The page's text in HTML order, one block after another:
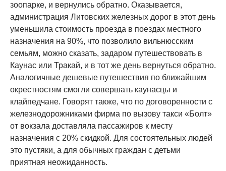
зоопарке, и вернулись обратно. Оказывается,
администрация Литовских железных дорог в этот день
уменьшила стоимость проезда в поездах местного
назначения на 90%, что позволило вильнюсским
семьям, можно сказать, задаром путешествовать в
Каунас или Тракай, и в тот же день вернуться обратно.
Аналогичные дешевые путешествия по ближайшим
окрестностям смогли совершать каунасцы и
клайпедчане. Говорят также, что по договоренности с
железнодорожниками фирма по вызову такси «Болт»
от вокзала доставляла пассажиров к месту
назначения с 20% скидкой. Для состоятельных людей
это пустяки, а для обычных граждан с детьми
приятная неожиданность.